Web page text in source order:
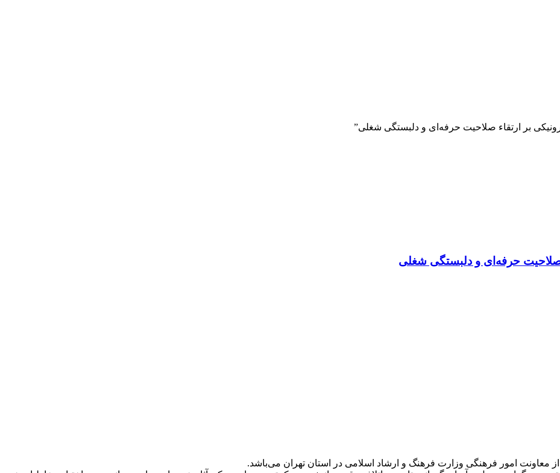
بر ارتقاء صلاحیت حرفه‌ای و دلبستگی شغلی”
صلاحیت حرفه‌ای و دلبستگی شغلی